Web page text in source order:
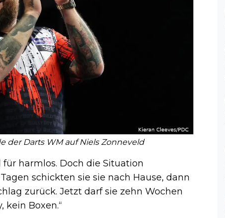
der Darts WM auf Niels Zonneveld
harmlos. Doch die Situation
schickten sie sie nach Hause, dann
zurück. Jetzt darf sie zehn Wochen
kein Boxen.“